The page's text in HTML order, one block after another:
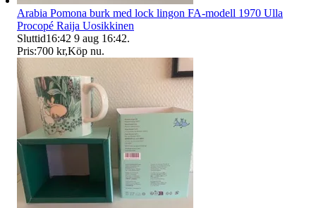
Arabia Pomona burk med lock lingon FA-modell 1970 Ulla
Procopé Raija Uosikkinen
Sluttid16:42 9 aug 16:42.
Pris:700 kr,Köp nu.